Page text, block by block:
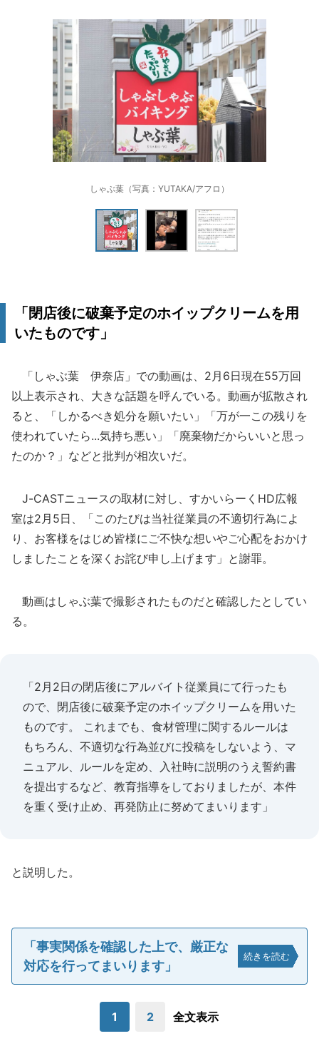
しゃぶ葉（写真：YUTAKA/アフロ）
「閉店後に破棄予定のホイップクリームを用
いたものです」
「しゃぶ葉 伊奈店」での動画は、2月6日現在55万回
以上表示され、大きな話題を呼んでいる。動画が拡散され
ると、「しかるべき処分を願いたい」「万が一この残りを
使われていたら...気持ち悪い」「廃棄物だからいいと思っ
たのか？」などと批判が相次いだ。
J-CASTニュースの取材に対し、すかいらーくHD広報
室は2月5日、「このたびは当社従業員の不適切行為によ
り、お客様をはじめ皆様にご不快な想いやご心配をおかけ
しましたことを深くお詫び申し上げます」と謝罪。
動画はしゃぶ葉で撮影されたものだと確認したとしてい
る。
「2月2日の閉店後にアルバイト従業員にて行ったも
ので、閉店後に破棄予定のホイップクリームを用いた
ものです。 これまでも、食材管理に関するルールは
もちろん、不適切な行為並びに投稿をしないよう、マ
ニュアル、ルールを定め、入社時に説明のうえ誓約書
を提出するなど、教育指導をしておりましたが、本件
を重く受け止め、再発防止に努めてまいります」
と説明した。
「事実関係を確認した上で、厳正な
対応を行ってまいります」
続きを読む
1 2 全文表示